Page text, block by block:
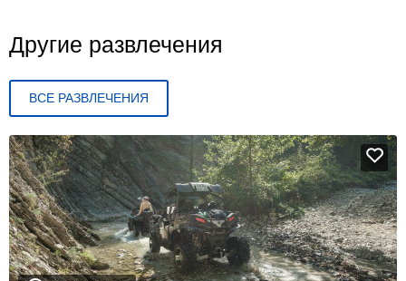
Другие развлечения
ВСЕ РАЗВЛЕЧЕНИЯ